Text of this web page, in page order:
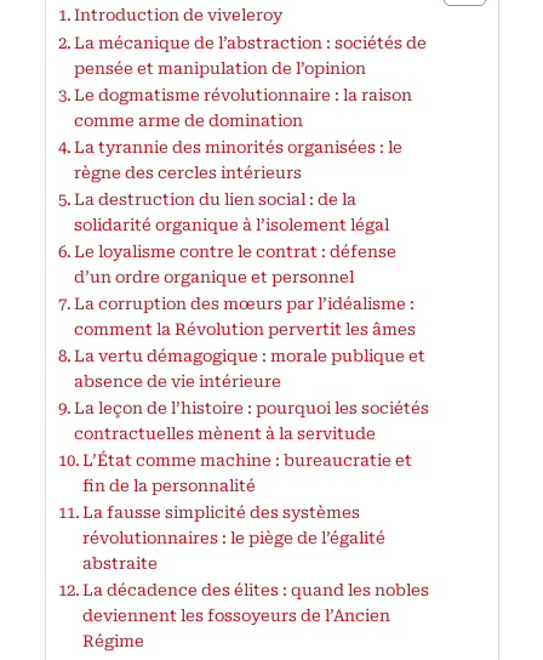
Introduction de viveleroy
La mécanique de l’abstraction : sociétés de
pensée et manipulation de l’opinion
Le dogmatisme révolutionnaire : la raison
comme arme de domination
La tyrannie des minorités organisées : le
règne des cercles intérieurs
La destruction du lien social : de la
solidarité organique à l’isolement légal
Le loyalisme contre le contrat : défense
d’un ordre organique et personnel
La corruption des mœurs par l’idéalisme :
comment la Révolution pervertit les âmes
La vertu démagogique : morale publique et
absence de vie intérieure
La leçon de l’histoire : pourquoi les sociétés
contractuelles mènent à la servitude
L’État comme machine : bureaucratie et
fin de la personnalité
La fausse simplicité des systèmes
révolutionnaires : le piège de l’égalité
abstraite
La décadence des élites : quand les nobles
deviennent les fossoyeurs de l’Ancien
Régime